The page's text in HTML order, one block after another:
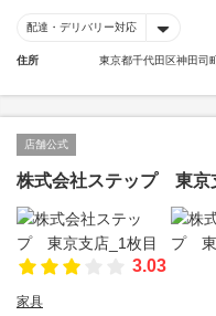
配達・デリバリー対応
住所 東京都千代田区神田司
店舗公式
株式会社ステップ 東京
3.03
家具